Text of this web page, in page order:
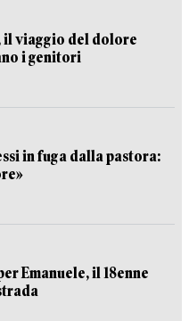
il viaggio del dolore
i genitori
in fuga dalla pastora:
Emanuele, il 18enne